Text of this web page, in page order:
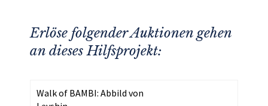
Erlöse folgender Auktionen gehen
an dieses Hilfsprojekt:
Walk of BAMBI: Abbild von